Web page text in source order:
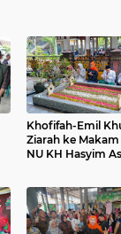
Khofifah-Emil
Ziarah ke
NU KH Hasyim